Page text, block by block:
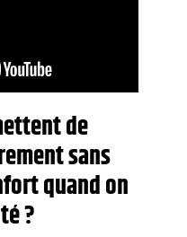
de
sans
quand on
?